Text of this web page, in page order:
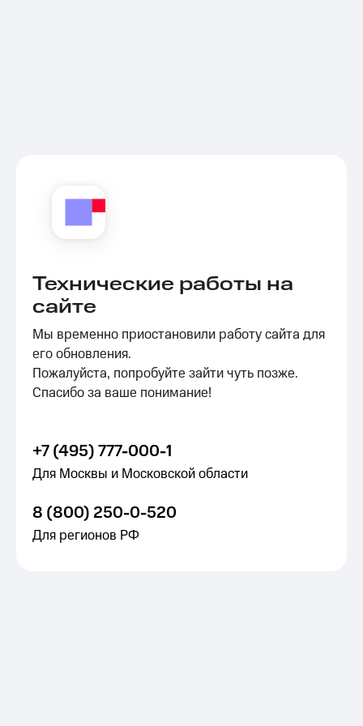
Технические работы на
сайте
Мы временно приостановили работу сайта для
его обновления.
Пожалуйста, попробуйте зайти чуть позже.
Спасибо за ваше понимание!
+7 (495) 777-000-1
Для Москвы и Московской области
8 (800) 250-0-520
Для регионов РФ